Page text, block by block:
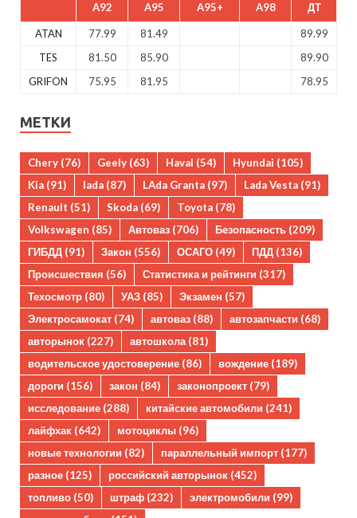
A92 A95 A95+ A98 ДТ
ATAN 77.99 81.49
89.99
TES
81.50 85.90
89.90
GRIFON
75.95 81.95 78.95
МЕТКИ
Chery (76) Geely (63) Haval (54) Hyundai (105)
Kia (91) lada (87) LAda Granta (97) Lada Vesta (91)
Renault (51) Skoda (69) Toyota (78)
Volkswagen (85) Автоваз (706) Безопасность (209)
ГИБДД (91) Закон (556) ОСАГО (49) ПДД (136)
Происшествия (56) Статистика и рейтинги (317)
Техосмотр (80) УАЗ (85) Экзамен (57)
Электросамокат (74) автоваз (88) автозапчасти (68)
авторынок (227) автошкола(81)
водительское удостоверение (86) вождение (189)
дороги (156) закон (84) законопроект (79)
исследование (288) китайские автомобили (241)
лайфхак (642) мотоциклы (96)
новые технологии (82) параллельный импорт (177)
разное (125) российский авторынок (452)
топливо (50) штраф (232) электромобили (99)